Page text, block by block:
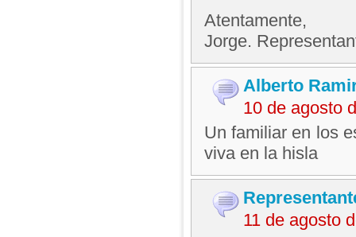
Atentamente,
Jorge.
Alberto
10 de agosto
Un familiar en los
viva en la hisla
11 de agosto